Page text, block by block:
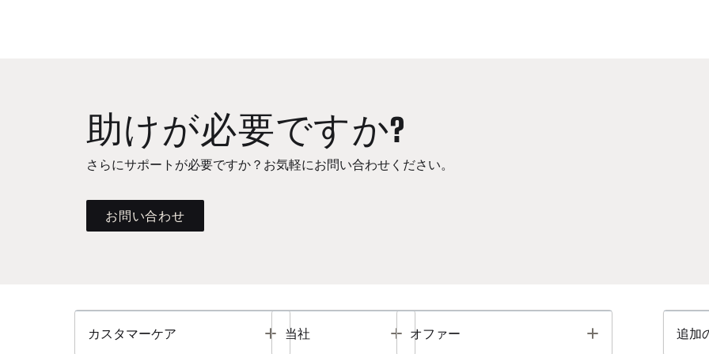
助けが必要ですか?
さらにサポートが必要ですか？お気軽にお問い合わせください。
お問い合わせ
カスタマーケア Toggle
当社 Toggle
オファー Toggle 追加